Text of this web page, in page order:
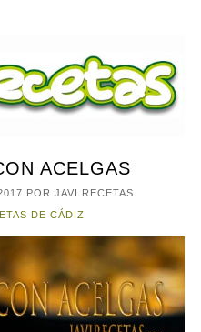
ACELGAS
POR JAVI RECETAS
DE CÁDIZ